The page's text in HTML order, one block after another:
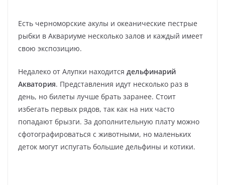
Есть черноморские акулы и океанические пестрые
рыбки в Аквариуме несколько залов и каждый имеет
свою экспозицию.
Недалеко от Алупки находится дельфинарий
Акватория. Представления идут несколько раз в
день, но билеты лучше брать заранее. Стоит
избегать первых рядов, так как на них часто
попадают брызги. За дополнительную плату можно
сфотографироваться с животными, но маленьких
деток могут испугать большие дельфины и котики.